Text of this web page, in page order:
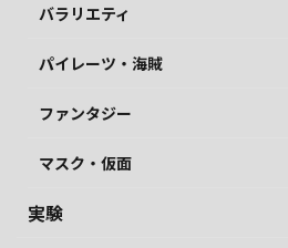
バラリエティ
パイレーツ・海賊
ファンタジー
マスク・仮面
実験